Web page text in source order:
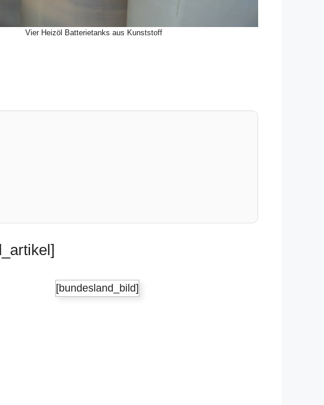
Vier Heizöl Batterietanks aus Kunststoff
[bundesland_bild]